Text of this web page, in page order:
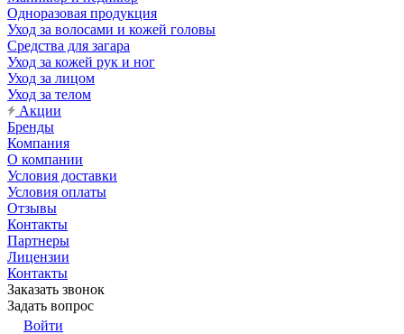
Одноразовая продукция
Уход за волосами и кожей головы
Средства для загара
Уход за кожей рук и ног
Уход за лицом
Уход за телом
Акции
Бренды
Компания
О компании
Условия доставки
Условия оплаты
Отзывы
Контакты
Партнеры
Лицензии
Контакты
Заказать звонок
Задать вопрос
Войти